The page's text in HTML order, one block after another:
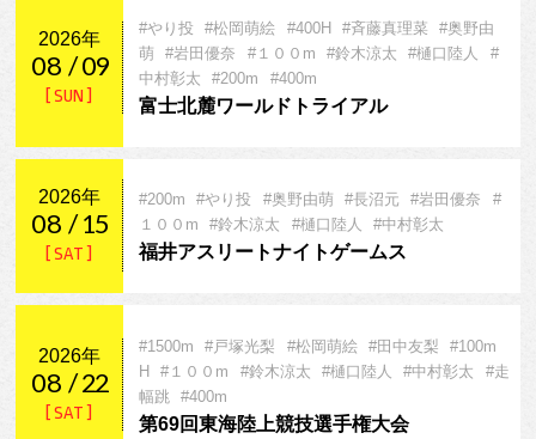
2026年
08 09
[ SUN ]
#やり投 #松岡萌絵 #400H #斉藤真理菜
#奥野由
萌
#岩田優奈 #１００m #鈴木涼太 #樋口陸人
#
中村彰太
#200m #400m
富士北麓ワールドトライアル
2026年
08 15
[ SAT ]
#200m #やり投 #奥野由萌 #長沼元 #岩田優奈
#
１００m
#鈴木涼太 #樋口陸人 #中村彰太
福井アスリートナイトゲームス
2026年
08 22
[ SAT ]
#1500m #戸塚光梨 #松岡萌絵 #田中友梨
#100m
H
#１００m #鈴木涼太 #樋口陸人 #中村彰太
#走
幅跳
#400m
第69回東海陸上競技選手権大会